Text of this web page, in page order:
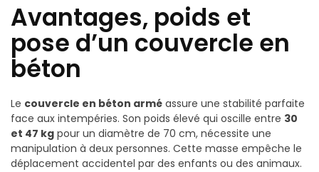
Avantages, poids et
pose d’un couvercle en
béton
Le couvercle en béton armé assure une stabilité parfaite
face aux intempéries. Son poids élevé qui oscille entre 30
et 47 kg pour un diamètre de 70 cm, nécessite une
manipulation à deux personnes. Cette masse empêche le
déplacement accidentel par des enfants ou des animaux.